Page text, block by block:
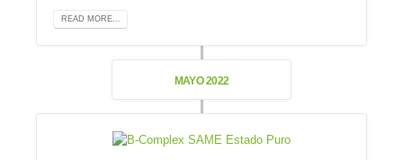
READ MORE...
MAYO 2022